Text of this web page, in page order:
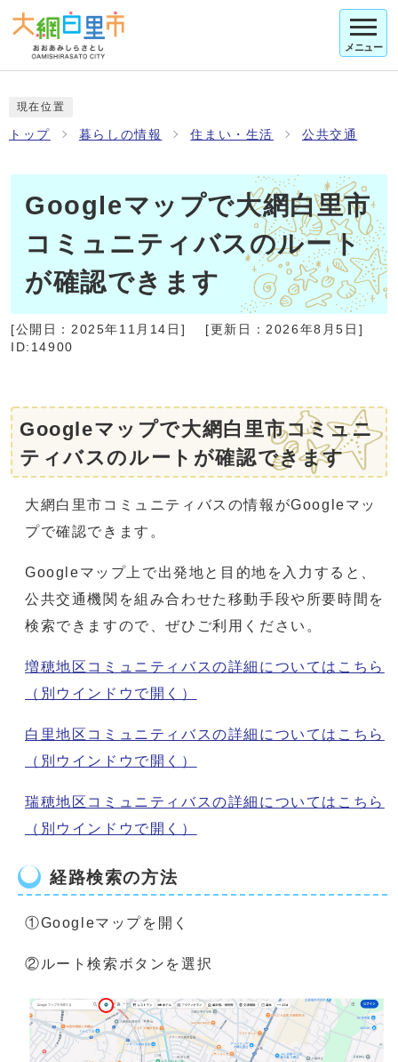
メニュー
現在位置
トップ 暮らしの情報 住まい・生活 公共交通
Googleマップで大網白里市
コミュニティバスのルート
が確認できます
[公開日： 2025年11月14日 ] [更新日： 2026年8月5日 ]
ID:14900
Googleマップで大網白里市コミュニ
ティバスのルートが確認できます
大網白里市コミュニティバスの情報がGoogleマッ
プで確認できます。
Googleマップ上で出発地と目的地を入力すると、
公共交通機関を組み合わせた移動手段や所要時間を
検索できますので、ぜひご利用ください。
増穂地区コミュニティバスの詳細についてはこちら
（別ウインドウで開く）
白里地区コミュニティバスの詳細についてはこちら
（別ウインドウで開く）
瑞穂地区コミュニティバスの詳細についてはこちら
（別ウインドウで開く）
経路検索の方法
①Googleマップを開く
②ルート検索ボタンを選択